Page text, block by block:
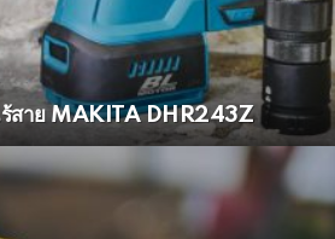
ร้สาย MAKITA DHR243Z